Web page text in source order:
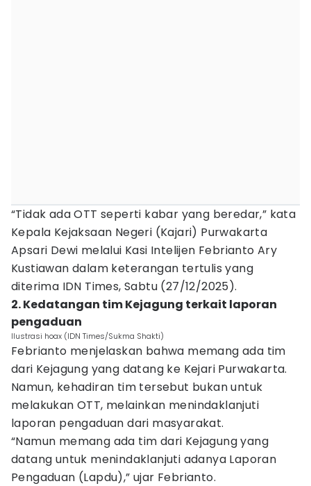
“Tidak ada OTT seperti kabar yang beredar,” kata
Kepala Kejaksaan Negeri (Kajari) Purwakarta
Apsari Dewi melalui Kasi Intelijen Febrianto Ary
Kustiawan dalam keterangan tertulis yang
diterima IDN Times, Sabtu (27/12/2025).
2. Kedatangan tim Kejagung terkait laporan
pengaduan
Ilustrasi hoax (IDN Times/Sukma Shakti)
Febrianto menjelaskan bahwa memang ada tim
dari Kejagung yang datang ke Kejari Purwakarta.
Namun, kehadiran tim tersebut bukan untuk
melakukan OTT, melainkan menindaklanjuti
laporan pengaduan dari masyarakat.
“Namun memang ada tim dari Kejagung yang
datang untuk menindaklanjuti adanya Laporan
Pengaduan (Lapdu),” ujar Febrianto.